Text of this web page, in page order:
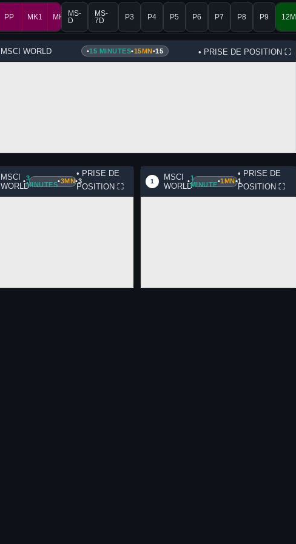
PP MK1 MK2 MS-
D
MS-
7D
P3 P4 P5 P6 P7 P8 P9 12M
MSCI WORLD •15 MINUTES•15MN•15 • PRISE DE POSITION ⛶
MSCI
WORLD
•3
MINUTES•3MN•3
• PRISE DE
POSITION ⛶
1
MSCI
WORLD
•1
MINUTE•1MN•1
• PRISE DE
POSITION ⛶